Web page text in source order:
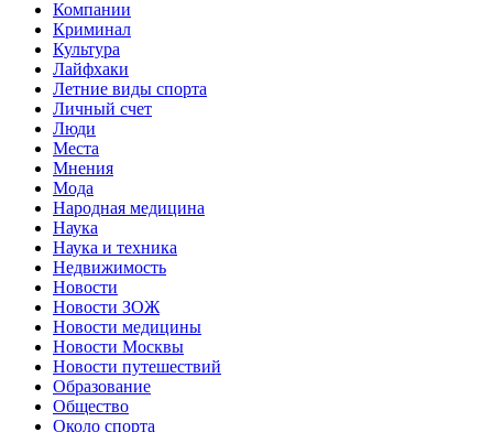
Компании
Криминал
Культура
Лайфхаки
Летние виды спорта
Личный счет
Люди
Места
Мнения
Мода
Народная медицина
Наука
Наука и техника
Недвижимость
Новости
Новости ЗОЖ
Новости медицины
Новости Москвы
Новости путешествий
Образование
Общество
Около спорта